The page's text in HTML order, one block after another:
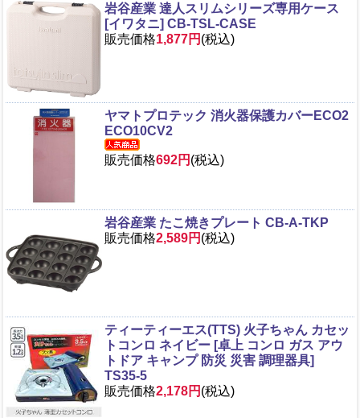
岩谷産業 達人スリムシリーズ専用ケース
[イワタニ] CB-TSL-CASE
販売価格1,877円 (税込)
ヤマトプロテック 消火器保護カバーECO2
ECO10CV2
販売価格692円 (税込)
岩谷産業 たこ焼きプレート CB-A-TKP
販売価格2,589円 (税込)
ティーティーエス(TTS) 火子ちゃん カセッ
トコンロ ネイビー [卓上 コンロ ガス アウ
トドア キャンプ 防災 災害 調理器具]
TS35-5
販売価格2,178円 (税込)